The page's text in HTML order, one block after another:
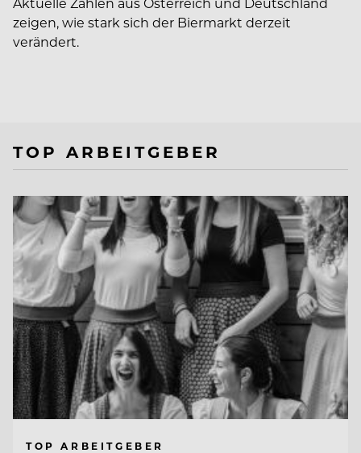
zeigen, wie stark sich der Biermarkt derzeit
verändert.
TOP ARBEITGEBER
TOP ARBEITGEBER